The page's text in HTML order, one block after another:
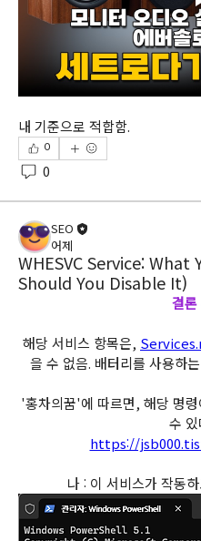
내 기준으로 적합함.
0
0
SEO
어제
WHESVC Service:
Should You Disable It)
결론
해당 서비스 항목은,
을 수 없음. 배터리를 사용하
'홍차의꿈'에 따르면, 해당 명
수 있
https://
나 : 이 서비스가 작동